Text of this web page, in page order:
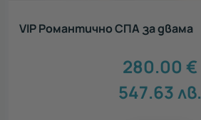
VIP Романтично СПА за двама
280.00 €
547.63лв.